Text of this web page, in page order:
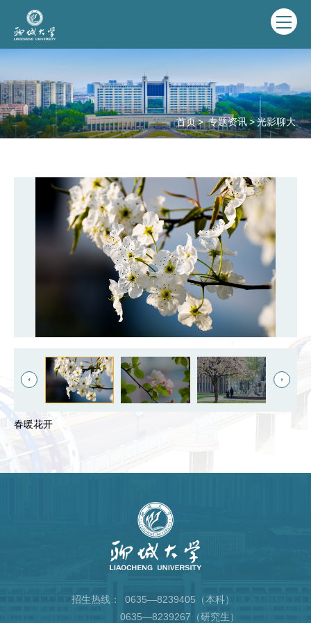
首页 > 专题资讯>光影聊大
春暖花开
招生热线：
0635—8239405（本科）
0635—8239267（研究生）